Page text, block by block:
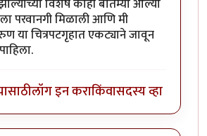
विशेष काही बातम्या आल्या
परवानगी मिळाली आणि मी
या चित्रपटगृहात एकट्याने जावून
लॉग इन कराकिंवासदस्य व्हा